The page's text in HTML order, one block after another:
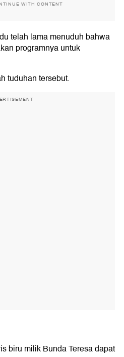
WITH CONTENT
telah lama menuduh bahwa
programnya untuk
tuduhan tersebut.
biru milik Bunda Teresa dapat